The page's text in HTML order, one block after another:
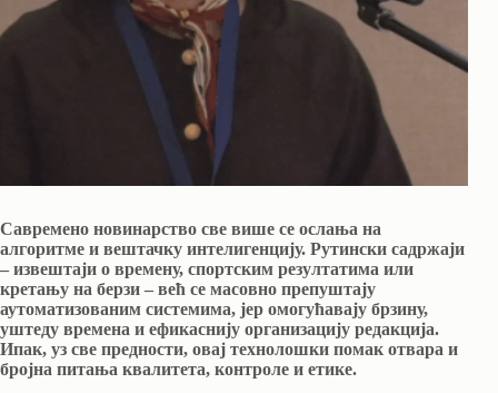
Савремено новинарство све више се ослања на
алгоритме и вештачку интелигенцију. Рутински садржаји
– извештаји о времену, спортским резултатима или
кретању на берзи – већ се масовно препуштају
аутоматизованим системима, јер омогућавају брзину,
уштеду времена и ефикаснију организацију редакција.
Ипак, уз све предности, овај технолошки помак отвара и
бројна питања квалитета, контроле и етике.